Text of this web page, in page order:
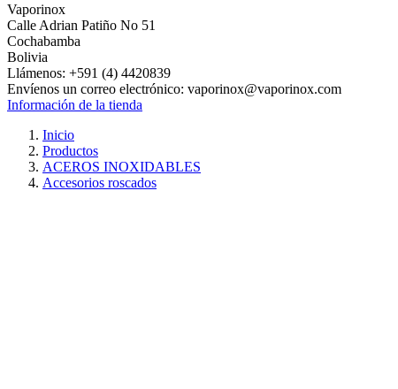
Vaporinox
Calle Adrian Patiño No 51
Cochabamba
Bolivia
Llámenos: +591 (4) 4420839
Envíenos un correo electrónico: vaporinox@vaporinox.com
Información de la tienda
Inicio
Productos
ACEROS INOXIDABLES
Accesorios roscados